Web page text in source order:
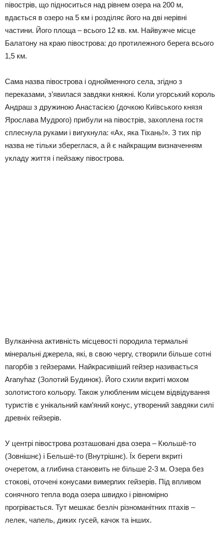
півострів, що підноситься над рівнем озера на 200 м,
вдається в озеро на 5 км і розділяє його на дві нерівні
частини. Його площа – всього 12 кв. км. Найвужче місце
Балатону на краю півострова: до протилежного берега всього
1,5 км.
Сама назва півострова і однойменного села, згідно з
переказами, з’явилася завдяки княжні. Коли угорський король
Андраш з дружиною Анастасією (дочкою Київського князя
Ярослава Мудрого) прибули на півострів, захоплена гостя
сплеснула руками і вигукнула: «Ах, яка Тіхань!». З тих пір
назва не тільки збереглася, а й є найкращим визначенням
укладу життя і пейзажу півострова.
Вулканічна активність місцевості породила термальні
мінеральні джерела, які, в свою чергу, створили більше сотні
пагорбів з гейзерами. Найкрасивіший гейзер називається
Aranyhaz (Золотий Будинок). Його схили вкриті мохом
золотистого кольору. Також улюбленим місцем відвідування
туристів є унікальний кам’яний конус, утворений завдяки силі
древніх гейзерів.
У центрі півострова розташовані два озера – Кюльшё-то
(Зовнішнє) і Бельшё-то (Внутрішнє). Їх береги вкриті
очеретом, а глибина становить не більше 2-3 м. Озера без
стокові, оточені конусами вимерлих гейзерів. Під впливом
сонячного тепла вода озера швидко і рівномірно
прогрівається. Тут мешкає безліч різноманітних птахів –
лелек, чапель, диких гусей, качок та інших.